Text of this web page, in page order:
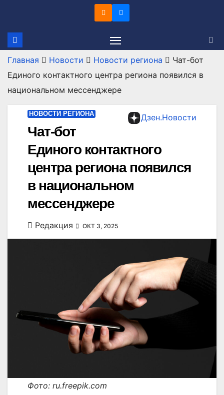
содержимому
Главная Новости Новости региона
Чат-бот
Единого контактного центра региона появился в
национальном мессенджере
Дзен.Новости
НОВОСТИ РЕГИОНА
Чат-бот
Единого контактного
центра региона появился
в национальном
мессенджере
Редакция ОКТ 3, 2025
Фото: ru.freepik.com